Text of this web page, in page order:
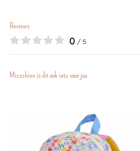
Reviews
0 / 5
Misschien is dit ook iets voor jou